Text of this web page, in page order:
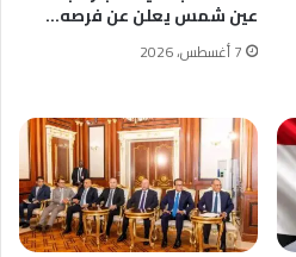
عين شمس يعلن عن ​فرصه…
7 أغسطس، 2026